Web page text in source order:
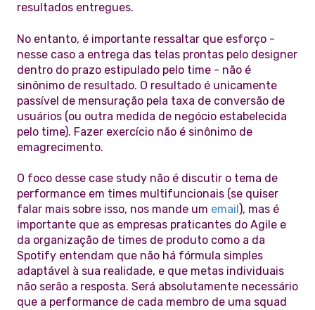
resultados entregues.
No entanto, é importante ressaltar que esforço -
nesse caso a entrega das telas prontas pelo designer
dentro do prazo estipulado pelo time - não é
sinônimo de resultado. O resultado é unicamente
passível de mensuração pela taxa de conversão de
usuários (ou outra medida de negócio estabelecida
pelo time). Fazer exercício não é sinônimo de
emagrecimento.
O foco desse case study não é discutir o tema de
performance em times multifuncionais (se quiser
falar mais sobre isso, nos mande um email ), mas é
importante que as empresas praticantes do Agile e
da organização de times de produto como a da
Spotify entendam que não há fórmula simples
adaptável à sua realidade, e que metas individuais
não serão a resposta. Será absolutamente necessário
que a performance de cada membro de uma squad